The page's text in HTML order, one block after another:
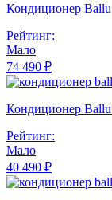
Кондиционер
Рейтинг:
Мало
74 490 ₽
Кондиционер
Рейтинг:
Мало
40 490 ₽